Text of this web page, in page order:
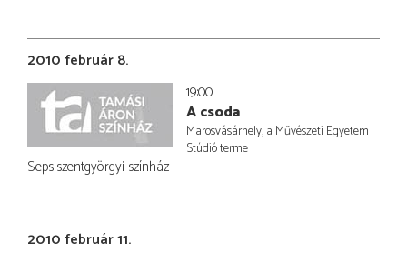
2010 február 8.
19:00
A csoda
Marosvásárhely, a Művészeti Egyetem
Stúdió terme
Sepsiszentgyörgyi színház
2010 február 11.